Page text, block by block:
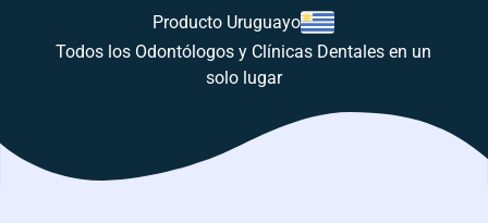
Producto Uruguayo
Todos los Odontólogos y Clínicas Dentales en un
solo lugar